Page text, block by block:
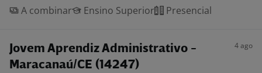
A combinar
Ensino Superior Presencial
Jovem Aprendiz Administrativo -
Maracanaú/CE (14247)
4 ago